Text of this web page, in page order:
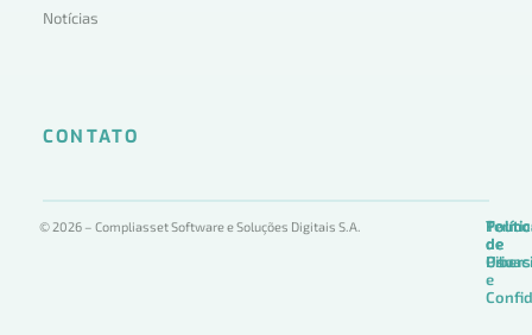
Notícias
CONTATO
© 2026 – Compliasset Software e Soluções Digitais S.A.
de
Uso
de
de
e